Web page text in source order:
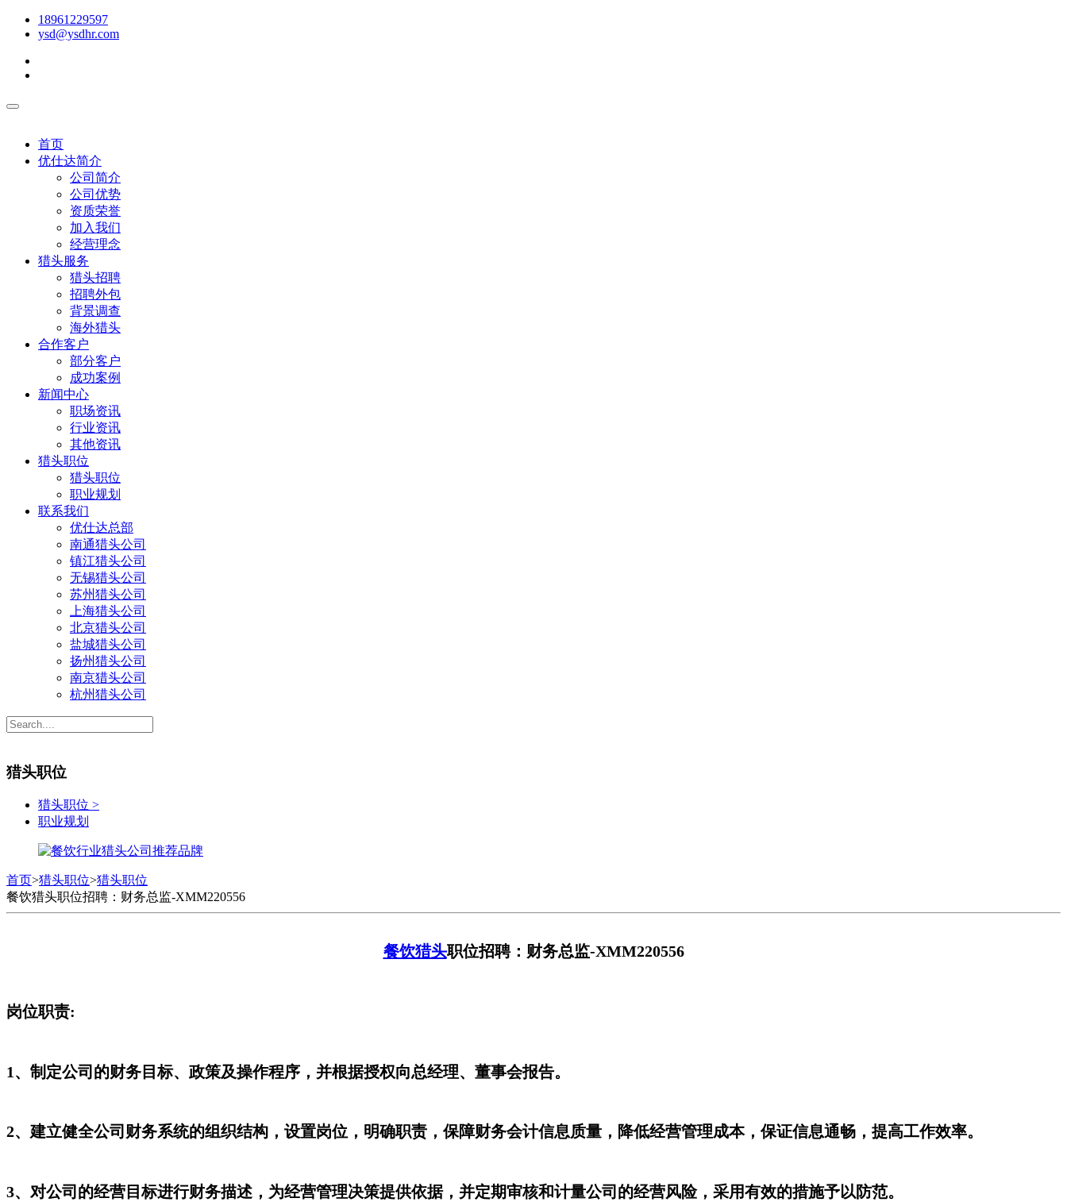
18961229597
ysd@ysdhr.com
首页
优仕达简介
公司简介
公司优势
资质荣誉
加入我们
经营理念
猎头服务
猎头招聘
招聘外包
背景调查
海外猎头
合作客户
部分客户
成功案例
新闻中心
职场资讯
行业资讯
其他资讯
猎头职位
猎头职位
职业规划
联系我们
优仕达总部
南通猎头公司
镇江猎头公司
无锡猎头公司
苏州猎头公司
上海猎头公司
北京猎头公司
盐城猎头公司
扬州猎头公司
南京猎头公司
杭州猎头公司
猎头职位
猎头职位 >
职业规划
首页>猎头职位>猎头职位
餐饮猎头职位招聘：财务总监-XMM220556
餐饮猎头职位招聘：财务总监-XMM220556
岗位职责:
1、制定公司的财务目标、政策及操作程序，并根据授权向总经理、董事会报告。
2、建立健全公司财务系统的组织结构，设置岗位，明确职责，保障财务会计信息质量，降低经营管理成本，保证信息通畅，提高工作效率。
3、对公司的经营目标进行财务描述，为经营管理决策提供依据，并定期审核和计量公司的经营风险，采用有效的措施予以防范。